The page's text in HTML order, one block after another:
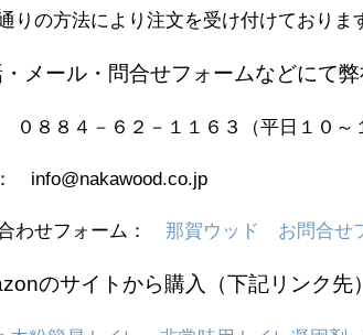
りの方法により注文を受け付けておりま
メール・問合せフォームなどにて
０８８４－６２－１１６３（平日１０～
info@nakawood.co.jp
合わせフォーム：那賀ウッド お問合せ
のサイトから購入（下記リンク先）